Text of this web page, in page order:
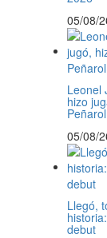
05/08/
Leonel
hizo
Peñarol
05/08/
Llegó,
debut